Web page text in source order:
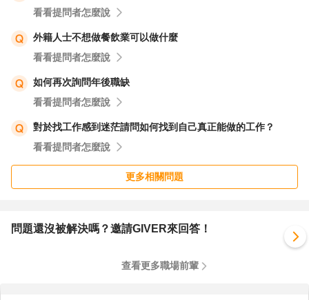
看看提問者怎麼說
外籍人士不想做餐飲業可以做什麼
看看提問者怎麼說
如何再次詢問年後職缺
看看提問者怎麼說
對於找工作感到迷茫請問如何找到自己真正能做的工作？
看看提問者怎麼說
更多相關問題
問題還沒被解決嗎？邀請GIVER來回答！
查看更多職場前輩